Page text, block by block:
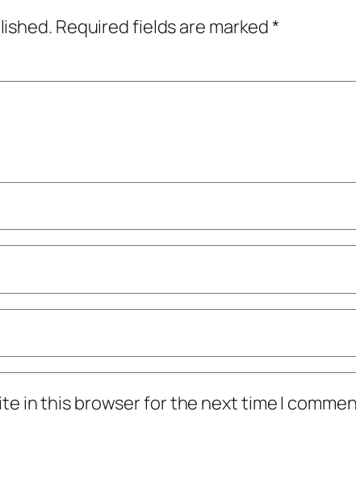
Required fields are marked*
in this browser for the next time I